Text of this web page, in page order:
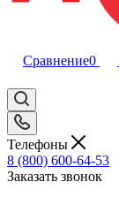
Сравнение0
Телефоны
8 (800) 600-64-53
Заказать звонок